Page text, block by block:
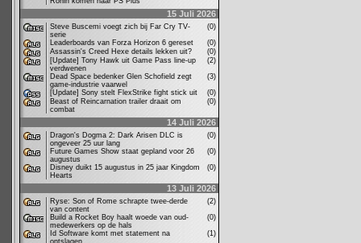
15 Juli 2026
Steve Buscemi voegt zich bij Far Cry TV-
serie
(0)
Leaderboards van Forza Horizon 6 gereset
(0)
Assassin's Creed Hexe details lekken uit?
(0)
[Update] Tony Hawk uit Game Pass line-up
verdwenen
(2)
Dead Space bedenker Glen Schofield zegt
game-industrie vaarwel
(3)
[Update] Sony stelt FlexStrike fight stick uit
(0)
Beast of Reincarnation trailer draait om
combat
(0)
14 Juli 2026
Dragon's Dogma 2: Dark Arisen DLC is
ongeveer 25 uur lang
(0)
Future Games Show staat gepland voor 26
augustus
(0)
Disney duikt 15 augustus in 25 jaar Kingdom
Hearts
(0)
13 Juli 2026
Ryse: Son of Rome schrapte twee-derde
van content
(2)
Build a Rocket Boy haalt woede van oud-
medewerkers op de hals
(0)
Id Software komt met statement na
ontslagen
(1)